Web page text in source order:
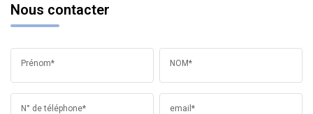
Nous contacter
Prénom* NOM*
N° de téléphone* email*